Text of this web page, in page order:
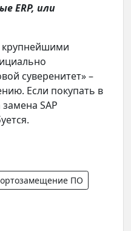
ERP, или
крупнейшими
суверенитет» –
Если покупать в
SAP
ПО